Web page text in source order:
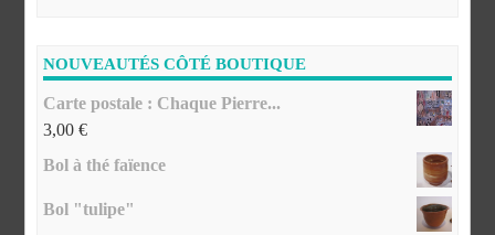
NOUVEAUTÉS CÔTÉ BOUTIQUE
Carte postale : Chaque Pierre...
3,00€
Bol à thé faïence
Bol "tulipe"